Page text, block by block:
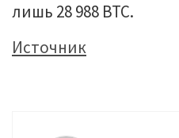
лишь 28 988 BTC.
Источник